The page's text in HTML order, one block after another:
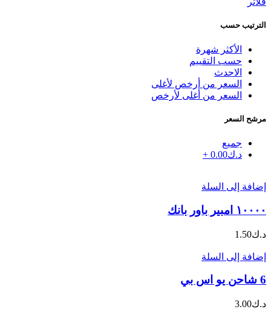
الترتيب حسب
الأكثر شهرة
حسب التقييم
الاحدث
السعر من أرخص لأغلى
السعر من أغلى لأرخص
مرشح السعر
جميع
د.ك0.00
+
إضافة إلى السلة
١٠٠٠٠ امبير باور بانك
د.ك1.50
إضافة إلى السلة
6 شاحن يو اس بي
د.ك3.00